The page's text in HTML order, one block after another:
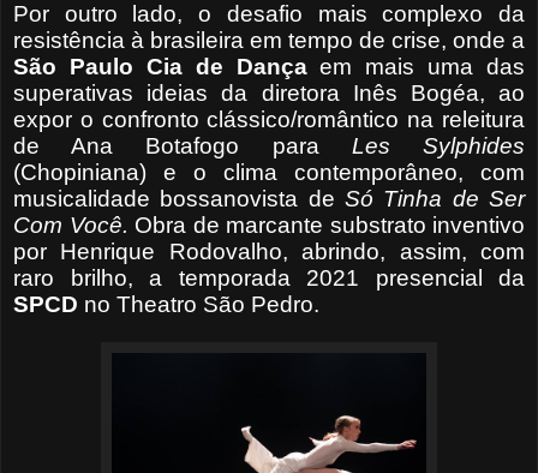
Por outro lado, o desafio mais complexo da
resistência à brasileira em tempo de crise, onde a
São Paulo Cia de Dançaem mais uma das
superativas ideias da diretora Inês Bogéa, ao
expor o confronto clássico/romântico na releitura
de Ana Botafogo para Les
Sylphides
(Chopiniana) e o clima contemporâneo, com
musicalidade bossanovista de Só Tinha de Ser
Com Você. Obra de marcante substrato inventivo
por Henrique Rodovalho, abrindo, assim, com
raro brilho, a temporada 2021 presencial da
SPCD no Theatro São Pedro.